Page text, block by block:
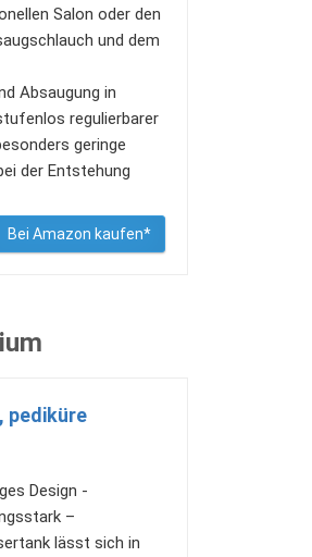
Salon oder den
und dem
Absaugung in
regulierbarer
geringe
der Entstehung
Bei Amazon kaufen*
pediküre
Design -
–
lässt sich in